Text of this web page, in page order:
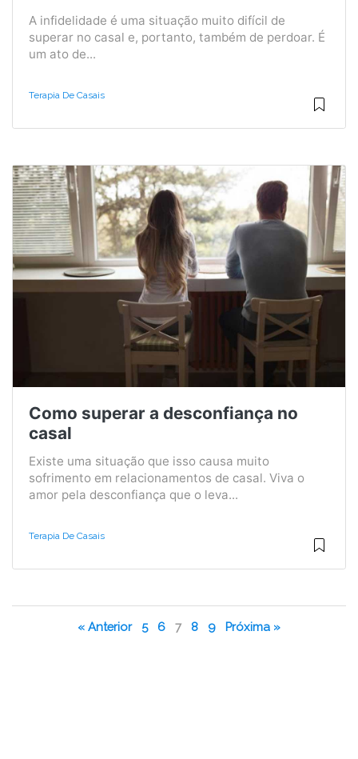
A infidelidade é uma situação muito difícil de
superar no casal e, portanto, também de perdoar. É
um ato de...
Terapia De Casais
Como superar a desconfiança no
casal
Existe uma situação que isso causa muito
sofrimento em relacionamentos de casal. Viva o
amor pela desconfiança que o leva...
Terapia De Casais
« Anterior 5 6 7 8 9 Próxima »